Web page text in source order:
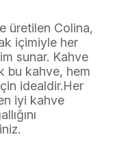
üretilen Colina,
içimiyle her
sunar. Kahve
bu kahve, hem
idealdir.Her
iyi kahve